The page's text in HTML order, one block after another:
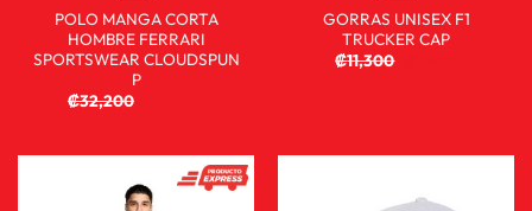
POLO MANGA CORTA
HOMBRE FERRARI
SPORTSWEAR CLOUDSPUN
P
₡32,200
GORRAS UNISEX F1
TRUCKER CAP
₡11,300